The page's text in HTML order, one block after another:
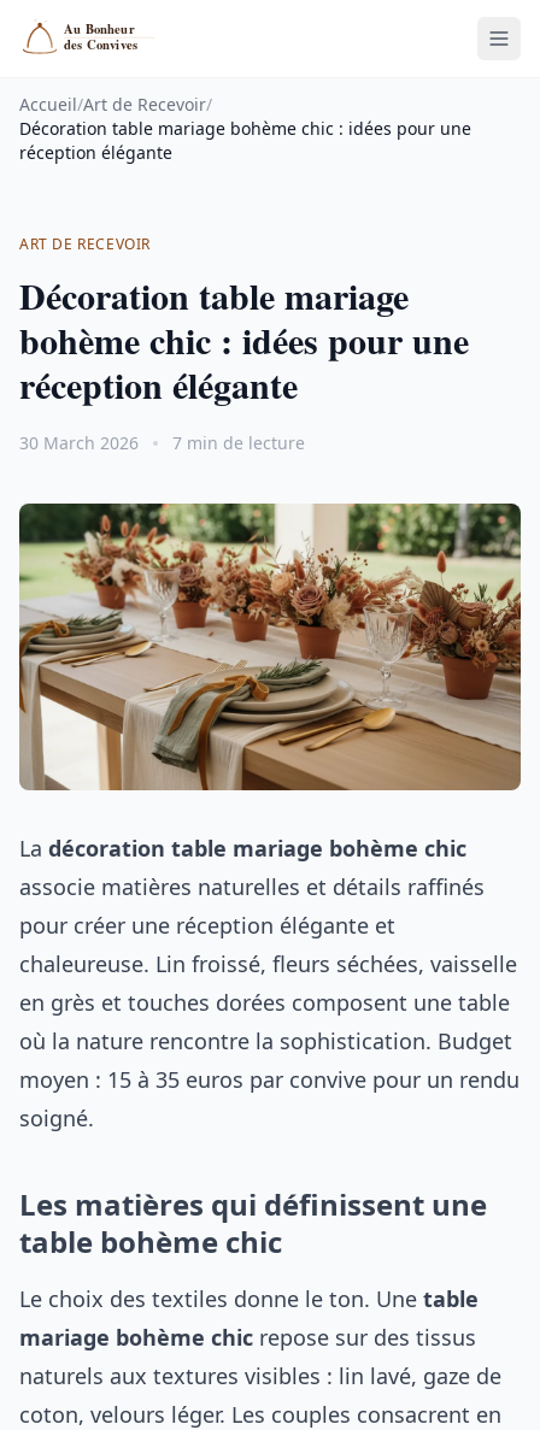
Accueil/Art de Recevoir/
Décoration table mariage bohème chic : idées pour une
réception élégante
ART DE RECEVOIR
Décoration table mariage
bohème chic : idées pour une
réception élégante
30 March 2026 7 min de lecture
La décoration table mariage bohème chic
associe matières naturelles et détails raffinés
pour créer une réception élégante et
chaleureuse. Lin froissé, fleurs séchées, vaisselle
en grès et touches dorées composent une table
où la nature rencontre la sophistication. Budget
moyen : 15 à 35 euros par convive pour un rendu
soigné.
Les matières qui définissent une
table bohème chic
Le choix des textiles donne le ton. Une table
mariage bohème chic repose sur des tissus
naturels aux textures visibles : lin lavé, gaze de
coton, velours léger. Les couples consacrent en